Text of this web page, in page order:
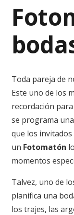
Toda pareja de
Este uno de los
recordación
se programa
que los invitados
un Fotomatón
momentos
Talvez, uno de
planifica una
los trajes, las